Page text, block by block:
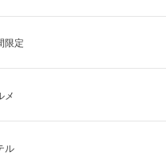
限定
メ
ル